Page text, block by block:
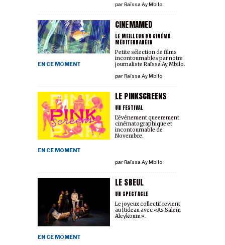
parRaïssa Ay Mbilo
CINEMAMED
LE MEILLEUR DU CINÉMA
MÉDITERRANÉEN
EN CE MOMENT
parRaïssa Ay Mbilo
Petite sélection de films
incontournables par notre
journaliste Raïssa Ay Mbilo.
LE PINKSCREENS
UN FESTIVAL
EN CE MOMENT
parRaïssa Ay Mbilo
L'événement queerement
cinématographique et
incontournable de
Novembre.
LE SBEUL
UN SPECTACLE
EN CE MOMENT
Le joyeux collectif revient
au Rideau avec «As Salem
Aleykoum».